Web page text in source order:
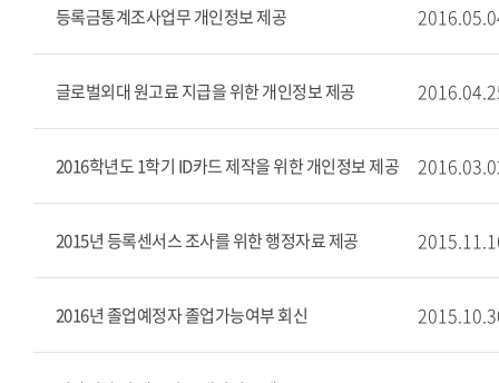
등록금통계조사업무 개인정보 제공
글로벌외대 원고료 지급을 위한 개인정보 제공
2016학년도 1학기 ID카드 제작을 위한 개인정보 제공
2015년 등록센서스 조사를 위한 행정자료 제공
2016년 졸업예정자 졸업가능여부 회신